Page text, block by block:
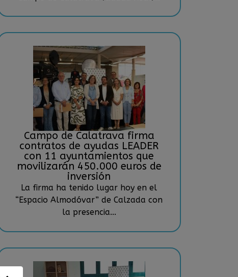
Campo de Calatrava firma
contratos de ayudas LEADER
con 11 ayuntamientos que
movilizarán 450.000 euros de
inversión
La firma ha tenido lugar hoy en el
“Espacio Almodóvar” de Calzada con
la presencia...